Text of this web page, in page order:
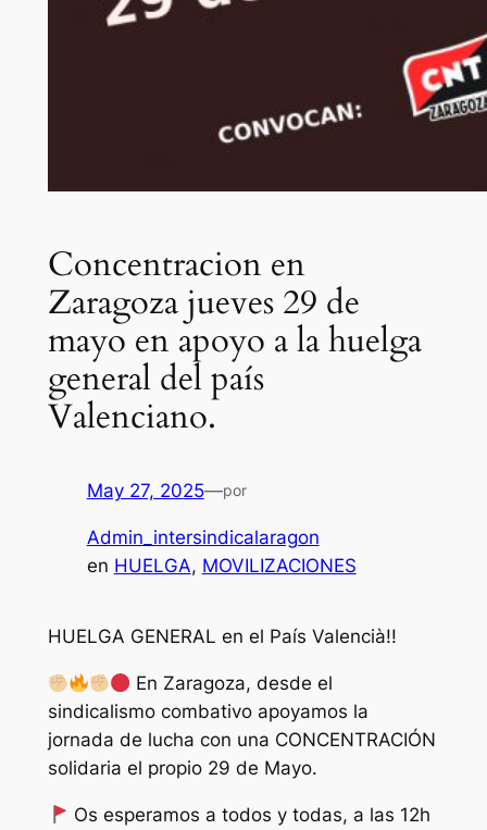
Concentracion en
Zaragoza jueves 29 de
mayo en apoyo a la huelga
general del país
Valenciano.
May 27, 2025—por
Admin_intersindicalaragon
en HUELGA, MOVILIZACIONES
HUELGA GENERAL en el País Valencià!!
En Zaragoza, desde el
sindicalismo combativo apoyamos la
jornada de lucha con una CONCENTRACIÓN
solidaria el propio 29 de Mayo.
Os esperamos a todos y todas, a las 12h